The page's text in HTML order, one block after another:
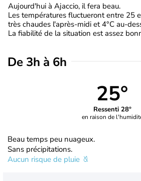
Aujourd'hui à Ajaccio, il fera beau.
Les températures fluctueront entre 25
très chaudes l'après-midi et 4°C au-
La fiabilité de la situation est assez
De 3h à 6h
25°
Ressenti 28°
en raison de
Beau temps peu nuageux.
Sans précipitations.
Aucun risque de pluie